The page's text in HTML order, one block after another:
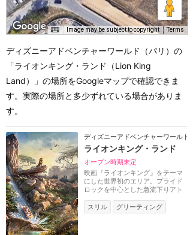
Image may be subject to copyright Terms
ディズニーアドベンチャーワールド（パリ）の
「ライオンキング・ランド（Lion King
Land）」の場所をGoogleマップで確認できま
す。実際の場所と多少ずれている場合がありま
す。
ディズニーアドベンチャーワールド
ライオンキング・ランド
オープン時期未定
映画『ライオンキング』をテーマ
にした世界初のエリア。プライド
ロックを中心とした急流下りアト
スリル
グリーティング